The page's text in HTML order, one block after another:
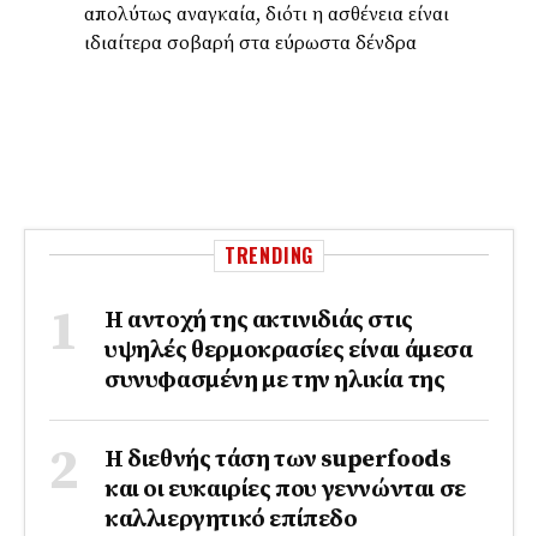
απολύτως αναγκαία, διότι η ασθένεια είναι
ιδιαίτερα σοβαρή στα εύρωστα δένδρα
TRENDING
Η αντοχή της ακτινιδιάς στις
υψηλές θερμοκρασίες είναι άμεσα
συνυφασμένη με την ηλικία της
Η διεθνής τάση των superfoods
και οι ευκαιρίες που γεννώνται σε
καλλιεργητικό επίπεδο